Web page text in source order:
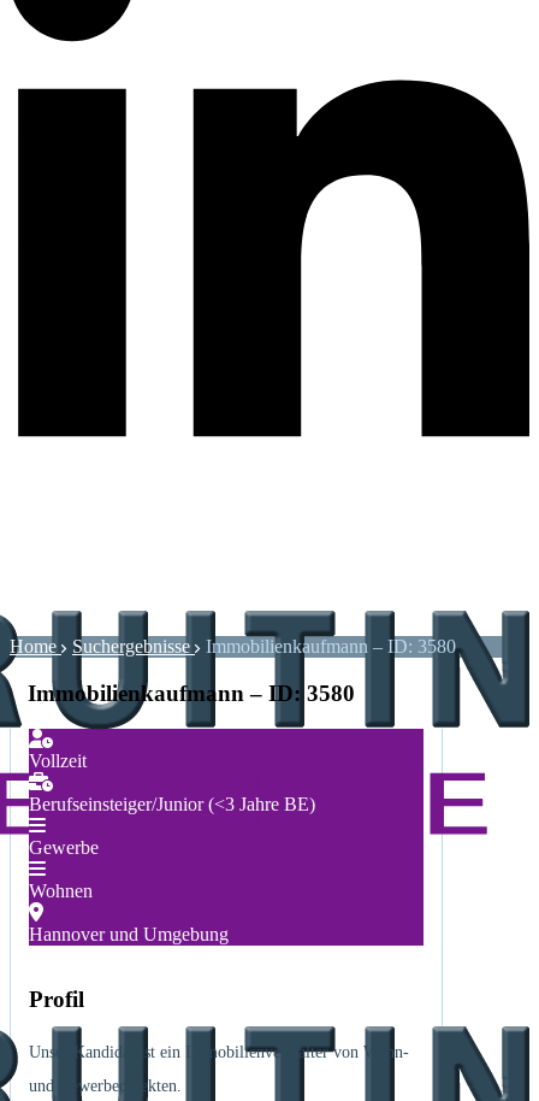
Home Suchergebnisse Immobilienkaufmann – ID: 3580
Immobilienkaufmann – ID: 3580
Vollzeit
Berufseinsteiger/Junior (<3 Jahre BE)
Gewerbe
Wohnen
Hannover und Umgebung
Profil
Unser Kandidat ist ein Immobilienverwalter von Wohn-
und Gewerbeobjekten.